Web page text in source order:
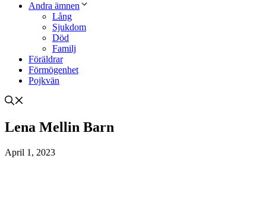
Andra ämnen
Lång
Sjukdom
Död
Familj
Föräldrar
Förmögenhet
Pojkvän
Lena Mellin Barn
April 1, 2023